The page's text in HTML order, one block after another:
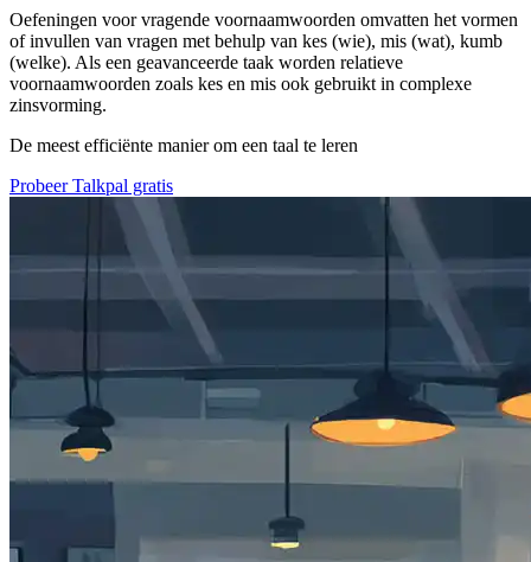
Oefeningen voor vragende voornaamwoorden omvatten het vormen
of invullen van vragen met behulp van kes (wie), mis (wat), kumb
(welke). Als een geavanceerde taak worden relatieve
voornaamwoorden zoals kes en mis ook gebruikt in complexe
zinsvorming.
De meest efficiënte manier om een taal te leren
Probeer Talkpal gratis